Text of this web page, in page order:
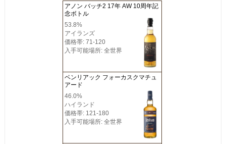
アノン バッチ2 17年 AW 10周年記
念ボトル
53.8%
アイランズ
価格帯: 71-120
入手可能場所: 全世界
ベンリアック フォーカスクマチュ
アード
46.0%
ハイランド
価格帯: 121-180
入手可能場所: 全世界